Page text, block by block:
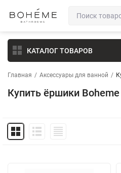
КАТАЛОГ ТОВАРОВ
Главная / Аксессуары для ванной /
Купить ёршики